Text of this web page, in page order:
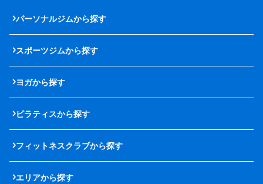
パーソナルジムから探す
スポーツジムから探す
ヨガから探す
ピラティスから探す
フィットネスクラブから探す
エリアから探す